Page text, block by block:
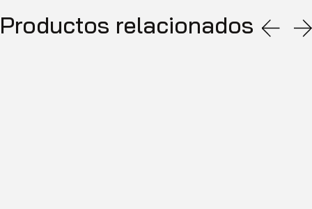
Productos relacionados